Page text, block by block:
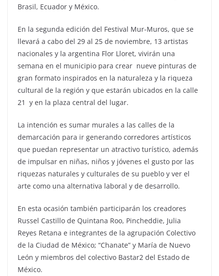
Brasil, Ecuador y México.
En la segunda edición del Festival Mur-Muros, que se
llevará a cabo del 29 al 25 de noviembre, 13 artistas
nacionales y la argentina Flor Lloret, vivirán una
semana en el municipio para crear nueve pinturas de
gran formato inspirados en la naturaleza y la riqueza
cultural de la región y que estarán ubicados en la calle
21 y en la plaza central del lugar.
La intención es sumar murales a las calles de la
demarcación para ir generando corredores artísticos
que puedan representar un atractivo turístico, además
de impulsar en niñas, niños y jóvenes el gusto por las
riquezas naturales y culturales de su pueblo y ver el
arte como una alternativa laboral y de desarrollo.
En esta ocasión también participarán los creadores
Russel Castillo de Quintana Roo, Pincheddie, Julia
Reyes Retana e integrantes de la agrupación Colectivo
de la Ciudad de México; “Chanate” y María de Nuevo
León y miembros del colectivo Bastar2 del Estado de
México.